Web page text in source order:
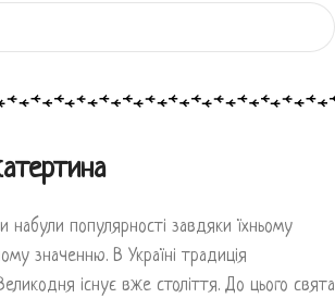
набули популярності завдяки їхньому
значенню. В Україні традиція
існує вже століття. До цього свята